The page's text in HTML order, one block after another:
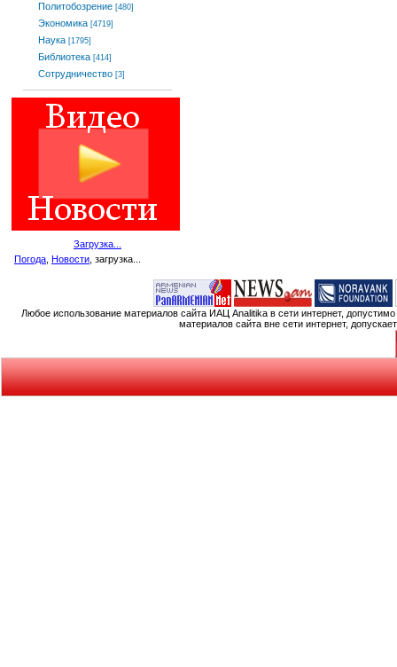
Политобозрение [480]
Экономика [4719]
Наука [1795]
Библиотека [414]
Сотрудничество [3]
Загрузка...
Погода Новости , загрузка...
Любое использование материалов сайта ИАЦ Analitika в сети интернет,
материалов сайта вне сети интернет,